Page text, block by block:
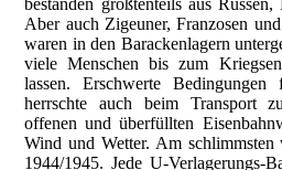
bestanden größtenteils aus
Aber auch Zigeuner, Franzosen
waren in den Barackenlagern
viele Menschen bis zum
lassen. Erschwerte
herrschte auch beim Transport
offenen und überfüllten
Wind und Wetter. Am
1944/1945. Jede U-Verlagerungs-